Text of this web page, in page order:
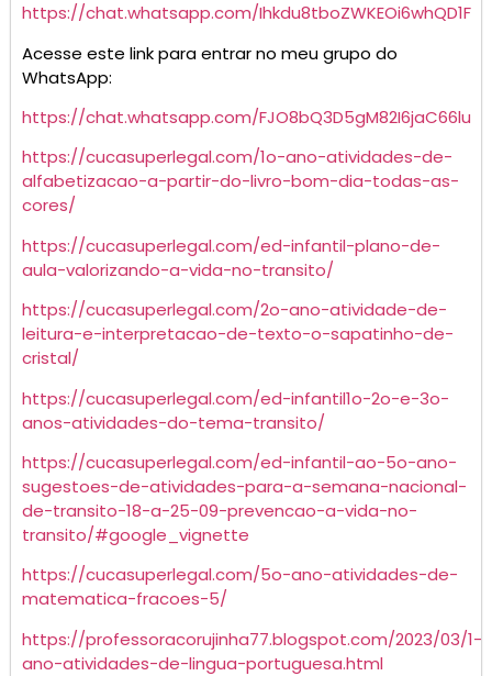
https://chat.whatsapp.com/Ihkdu8tboZWKEOi6whQD1F
Acesse este link para entrar no meu grupo do
WhatsApp:
https://chat.whatsapp.com/FJO8bQ3D5gM82I6jaC66lu
https://cucasuperlegal.com/1o-ano-atividades-de-
alfabetizacao-a-partir-do-livro-bom-dia-todas-as-
cores/
https://cucasuperlegal.com/ed-infantil-plano-de-
aula-valorizando-a-vida-no-transito/
https://cucasuperlegal.com/2o-ano-atividade-de-
leitura-e-interpretacao-de-texto-o-sapatinho-de-
cristal/
https://cucasuperlegal.com/ed-infantil1o-2o-e-3o-
anos-atividades-do-tema-transito/
https://cucasuperlegal.com/ed-infantil-ao-5o-ano-
sugestoes-de-atividades-para-a-semana-nacional-
de-transito-18-a-25-09-prevencao-a-vida-no-
transito/#google_vignette
https://cucasuperlegal.com/5o-ano-atividades-de-
matematica-fracoes-5/
https://professoracorujinha77.blogspot.com/2023/03/1-
ano-atividades-de-lingua-portuguesa.html